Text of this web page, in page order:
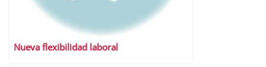
Nueva flexibilidad laboral